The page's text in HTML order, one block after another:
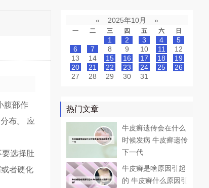
腹部作
布。 应
选择肚
者硬化
« 2025年10月 »
一 二 三 四 五 六 日
1 2 3 4
5
6
7 8 9 10 11
12
13
14 15 16 17 18
19
20
21 22 23 24 25
26
27
28 29 30 31
热门文章
牛皮癣遗传会在什么
时候发病 牛皮癣遗传
下一代
牛皮癣是啥原因引起
的 牛皮癣什么原因引